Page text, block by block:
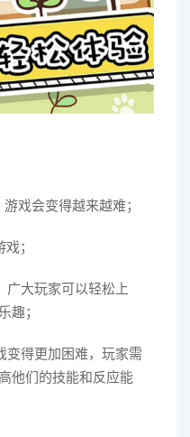
戏会变得越来越难；
；
广大玩家可以轻松上
趣；
变得更加困难，玩家需
他们的技能和反应能